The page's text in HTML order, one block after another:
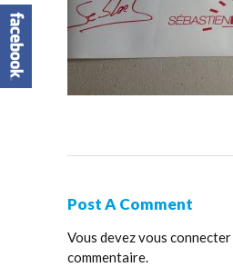
Post A Comment
Vous devezvous connecter
commentaire.